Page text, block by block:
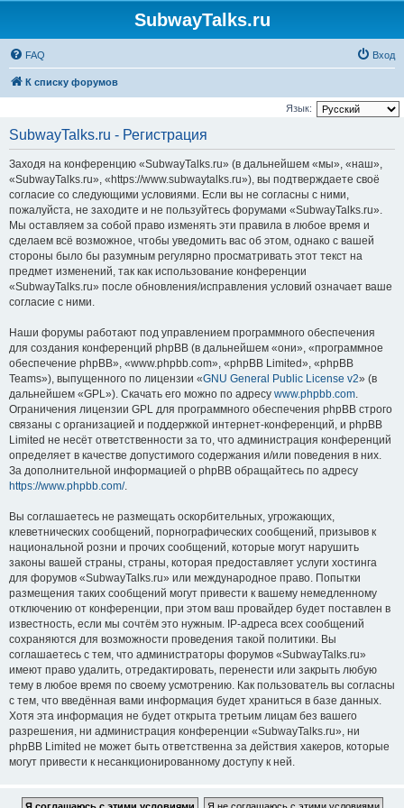
SubwayTalks.ru
FAQ Вход
К списку форумов
Язык:
SubwayTalks.ru - Регистрация
Заходя на конференцию «SubwayTalks.ru» (в дальнейшем «мы», «наш»,
«SubwayTalks.ru», «https://www.subwaytalks.ru»), вы подтверждаете своё
согласие со следующими условиями. Если вы не согласны с ними,
пожалуйста, не заходите и не пользуйтесь форумами «SubwayTalks.ru».
Мы оставляем за собой право изменять эти правила в любое время и
сделаем всё возможное, чтобы уведомить вас об этом, однако с вашей
стороны было бы разумным регулярно просматривать этот текст на
предмет изменений, так как использование конференции
«SubwayTalks.ru» после обновления/исправления условий означает ваше
согласие с ними.
Наши форумы работают под управлением программного обеспечения
для создания конференций phpBB (в дальнейшем «они», «программное
обеспечение phpBB», «www.phpbb.com», «phpBB Limited», «phpBB
Teams»), выпущенного по лицензии «GNU General Public License v2» (в
дальнейшем «GPL»). Скачать его можно по адресу www.phpbb.com.
Ограничения лицензии GPL для программного обеспечения phpBB строго
связаны с организацией и поддержкой интернет-конференций, и phpBB
Limited не несёт ответственности за то, что администрация конференций
определяет в качестве допустимого содержания и/или поведения в них.
За дополнительной информацией о phpBB обращайтесь по адресу
https://www.phpbb.com/.
Вы соглашаетесь не размещать оскорбительных, угрожающих,
клеветнических сообщений, порнографических сообщений, призывов к
национальной розни и прочих сообщений, которые могут нарушить
законы вашей страны, страны, которая предоставляет услуги хостинга
для форумов «SubwayTalks.ru» или международное право. Попытки
размещения таких сообщений могут привести к вашему немедленному
отключению от конференции, при этом ваш провайдер будет поставлен в
известность, если мы сочтём это нужным. IP-адреса всех сообщений
сохраняются для возможности проведения такой политики. Вы
соглашаетесь с тем, что администраторы форумов «SubwayTalks.ru»
имеют право удалить, отредактировать, перенести или закрыть любую
тему в любое время по своему усмотрению. Как пользователь вы согласны
с тем, что введённая вами информация будет храниться в базе данных.
Хотя эта информация не будет открыта третьим лицам без вашего
разрешения, ни администрация конференции «SubwayTalks.ru», ни
phpBB Limited не может быть ответственна за действия хакеров, которые
могут привести к несанкционированному доступу к ней.